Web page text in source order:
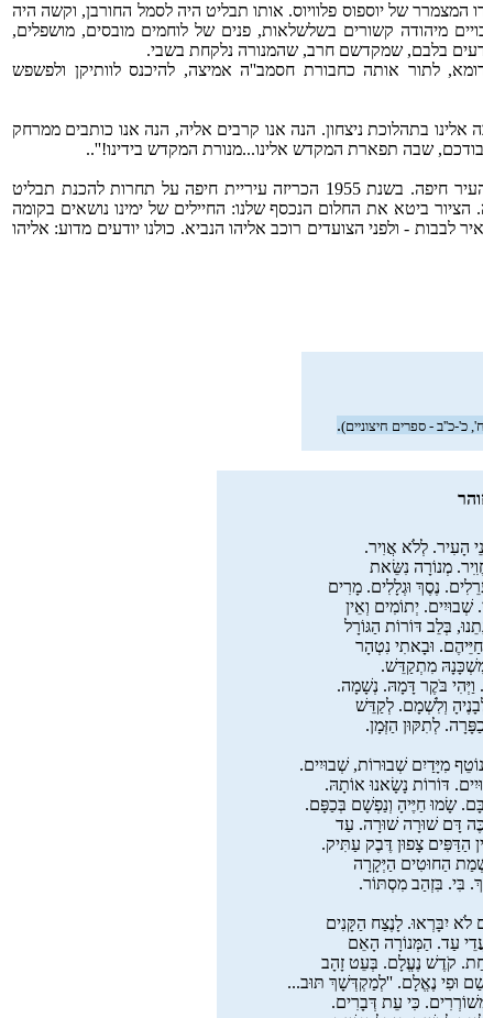
של יוספוס פלוויוס. אותו תבליט היה לסמל החורבן, וקשה היה
מיהודה קשורים בשלשלאות, פנים של לוחמים מובסים, מושפלים,
בלבם, שמקדשם חרב, שהמנורה נלקחת בשבי.
לתור אותה כחבורת חסמב''ה אמיצה, להיכנס לוותיקן ולפשפש
בתהלוכת ניצחון. הנה אנו קרבים אליה, הנה אנו כותבים ממרחק
שבה תפארת המקדש אלינו...מנורת המקדש בידינו!''..
את החלום הזה הגשימו באופן סמלי בבית הכנסת הגדול של העיר חיפה. בשנת 1955 הכריזה עיריית חיפה על תחרות להכנת תבליט
ביטא את החלום הנכסף שלנו: החיילים של ימינו נושאים בקומה
- ולפני הצועדים רוכב אליהו הנביא. כולנו יודעים מדוע: אליהו
כ'-כ''ב - ספרים חיצוניים).
הָעִיר. לְלֹא אֲוִיר.
מְנוֹרָה נִשֵּׂאת
נֶסֶךְ וּגְלָלִים. מָרִים
שְׁבוּיִים. יְתוֹמִים וְאֵין
בְּלֵב דּוֹרוֹת הַגּוֹרָל
וּבָאתִי נִטְהָר
מִתְקַדֵּשׁ.
וַיְּהִי בֹּקֶר דָּמָהּ. נְשָׁמָה.
וְלִשְׁמָם. לְקַדֵּשׁ
לְתִקּוּן הַזְּמָן.
מִיָּדַיִם שְׁבוּרוֹת, שְׁבוּיִים.
דּוֹרוֹת נָשָׂאנוּ אוֹתָהּ.
שָׂמוּ חַיֶּיהָ וְנַפְשָׁם בְּכַפָּם.
דָּם שׁוּרָה שׁוּרָה. עַד
הַדַּפִּים צָפוּן דֶּבֶק עַתִּיק.
הַחוּטִים הַיְּקָרָה
בִּי. בִּזְהַב מִסְתּוֹר.
יִבָּרְאוּ. לָנֶצַח הַקָּנִים
עֲדֵי עַד. הַמְּנוֹרָה הָאֵם
קֹדֶשׁ נֶעֱלָם. בְּעֵט זָהָב
וּפִי נֶאֱלָם. ''לְמַקְדְּשָׁךְ תּוּב...
מְשׁוֹרְרִים. כִּי עֵת דְּבָרִים.